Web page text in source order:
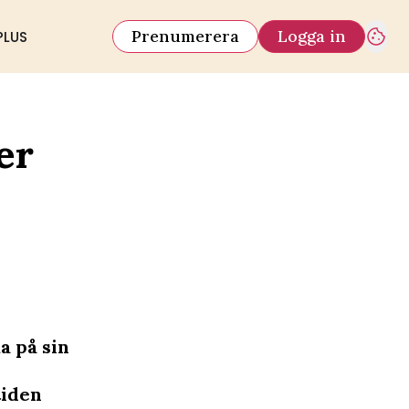
Prenumerera Logga in
på sin